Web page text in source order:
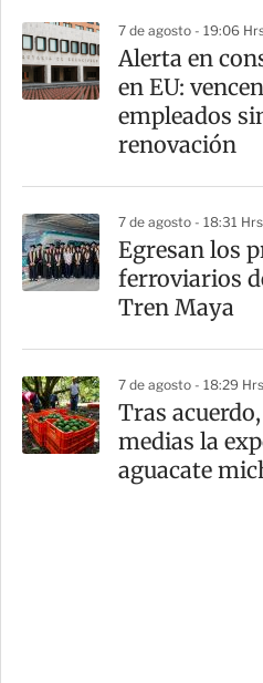
7 de agosto - 19:06
Alerta en
en EU:
empleados
renovación
7 de agosto - 18:31 Hrs
Egresan los
ferroviarios
Tren Maya
7 de agosto - 18:29 Hrs
Tras
medias la
aguacate